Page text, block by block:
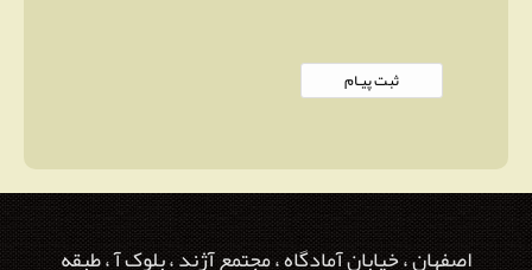
اصفهان ، خیابان آمادگاه ، مجتمع آژند ، بلوک آ ، طبقه